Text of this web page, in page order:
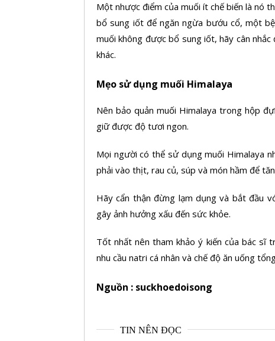
Một nhược điểm của muối ít chế biến là nó
bổ sung iốt để ngăn ngừa bướu cổ, một
muối không được bổ sung iốt, hãy cân
khác.
Mẹo sử dụng muối Himalaya
Nên bảo quản muối Himalaya trong hộp
giữ được độ tươi ngon.
Mọi người có thể sử dụng muối Himalaya
phải vào thịt, rau củ, súp và món hầm để
Hãy cẩn thận đừng lạm dụng và bắt đầu
gây ảnh hưởng xấu đến sức khỏe.
Tốt nhất nên tham khảo ý kiến của bác sĩ
nhu cầu natri cá nhân và chế độ ăn uống
Nguồn : suckhoedoisong
TIN NÊN ĐỌC